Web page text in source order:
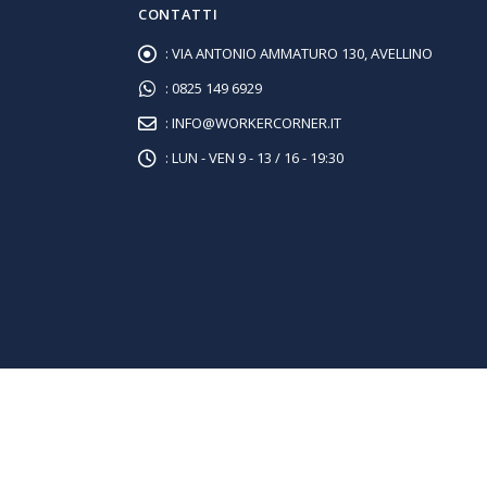
CONTATTI
: VIA ANTONIO AMMATURO 130, AVELLINO
: 0825 149 6929
: INFO@WORKERCORNER.IT
: LUN - VEN 9 - 13 / 16 - 19:30